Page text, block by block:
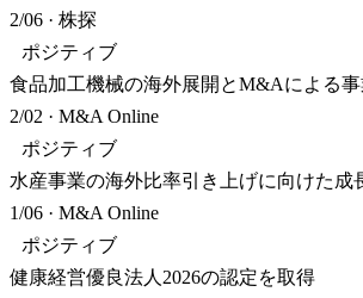
2/06 · 株探
ポジティブ
食品加工機械の海外展開とM&Aによる
2/02 · M&A Online
ポジティブ
水産事業の海外比率引き上げに向けた成
1/06 · M&A Online
ポジティブ
健康経営優良法人2026の認定を取得